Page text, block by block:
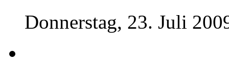
Donnerstag, 23. Juli